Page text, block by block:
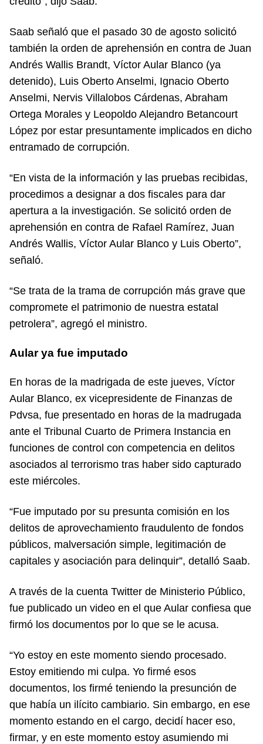
Saab señaló que el pasado 30 de agosto solicitó
también la orden de aprehensión en contra de Juan
Andrés Wallis Brandt, Víctor Aular Blanco (ya
detenido), Luis Oberto Anselmi, Ignacio Oberto
Anselmi, Nervis Villalobos Cárdenas, Abraham
Ortega Morales y Leopoldo Alejandro Betancourt
López por estar presuntamente implicados en dicho
entramado de corrupción.
“En vista de la información y las pruebas recibidas,
procedimos a designar a dos fiscales para dar
apertura a la investigación. Se solicitó orden de
aprehensión en contra de Rafael Ramírez, Juan
Andrés Wallis, Víctor Aular Blanco y Luis Oberto”,
señaló.
“Se trata de la trama de corrupción más grave que
compromete el patrimonio de nuestra estatal
petrolera”, agregó el ministro.
Aular ya fue imputado
En horas de la madrigada de este jueves, Víctor
Aular Blanco, ex vicepresidente de Finanzas de
Pdvsa, fue presentado en horas de la madrugada
ante el Tribunal Cuarto de Primera Instancia en
funciones de control con competencia en delitos
asociados al terrorismo tras haber sido capturado
este miércoles.
“Fue imputado por su presunta comisión en los
delitos de aprovechamiento fraudulento de fondos
públicos, malversación simple, legitimación de
capitales y asociación para delinquir”, detalló Saab.
A través de la cuenta Twitter de Ministerio Público,
fue publicado un video en el que Aular confiesa que
firmó los documentos por lo que se le acusa.
“Yo estoy en este momento siendo procesado.
Estoy emitiendo mi culpa. Yo firmé esos
documentos, los firmé teniendo la presunción de
que había un ilícito cambiario. Sin embargo, en ese
momento estando en el cargo, decidí hacer eso,
firmar, y en este momento estoy asumiendo mi